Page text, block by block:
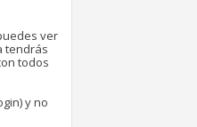
ver
tendrás
todos
y no